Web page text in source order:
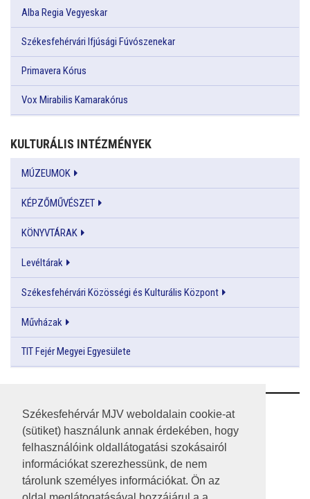
Székesfehérvár MJV weboldalain cookie-at
(sütiket) használunk annak érdekében, hogy
felhasználóink oldallátogatási szokásairól
információkat szerezhessünk, de nem
tárolunk személyes információkat. Ön az
Alba Regia Vegyeskar
Székesfehérvári Ifjúsági Fúvószenekar
Primavera Kórus
Vox Mirabilis Kamarakórus
KULTURÁLIS INTÉZMÉNYEK
MÚZEUMOK
KÉPZŐMŰVÉSZET
KÖNYVTÁRAK
Levéltárak
Székesfehérvári Közösségi és Kulturális Központ
Művházak
TIT Fejér Megyei Egyesülete
RSS
A HONLAP 2017.03.31-I ÁLLAPOTA
JOGI NYILATKOZAT
IMPRESSZUM